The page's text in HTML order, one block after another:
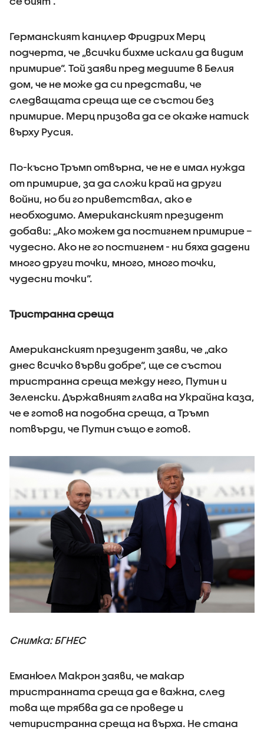
Германският канцлер Фридрих Мерц
подчерта, че „всички бихме искали да видим
примирие“. Той заяви пред медиите в Белия
дом, че не може да си представи, че
следващата среща ще се състои без
примирие. Мерц призова да се окаже натиск
върху Русия.
По-късно Тръмп отвърна, че не е имал нужда
от примирие, за да сложи край на други
войни, но би го приветствал, ако е
необходимо. Американският президент
добави: „Ако можем да постигнем примирие –
чудесно. Ако не го постигнем - ни бяха дадени
много други точки, много, много точки,
чудесни точки“.
Тристранна среща
Американският президент заяви, че „ако
днес всичко върви добре“, ще се състои
тристранна среща между него, Путин и
Зеленски. Държавният глава на Украйна каза,
че е готов на подобна среща, а Тръмп
потвърди, че Путин също е готов.
Снимка: БГНЕС
Еманюел Макрон заяви, че макар
тристранната среща да е важна, след
това ще трябва да се проведе и
четиристранна среща на върха. Не стана